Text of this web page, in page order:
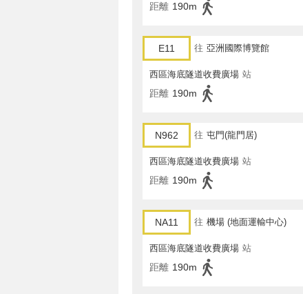
距離 190m
E11 往 亞洲國際博覽館
西區海底隧道收費廣場 站
距離 190m
N962 往 屯門(龍門居)
西區海底隧道收費廣場 站
距離 190m
NA11 往 機場 (地面運輸中心)
西區海底隧道收費廣場 站
距離 190m